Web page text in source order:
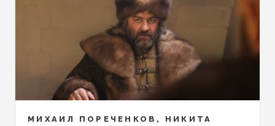
МИХАИЛ ПОРЕЧЕНКОВ, НИКИТА